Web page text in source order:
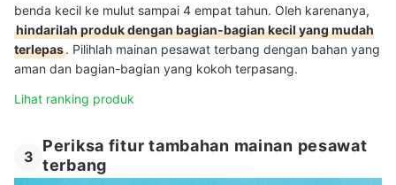
benda kecil ke mulut sampai 4 empat tahun. Oleh karenanya,
hindarilah produk dengan bagian-bagian kecil yang mudah
terlepas. Pilihlah mainan pesawat terbang dengan bahan yang
aman dan bagian-bagian yang kokoh terpasang.
Lihat ranking produk
3
Periksa fitur tambahan mainan pesawat
terbang